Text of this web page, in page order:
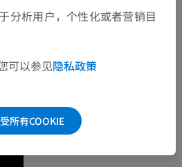
分析用户，个性化或者营销目
可以参见隐私政策
所有COOKIE